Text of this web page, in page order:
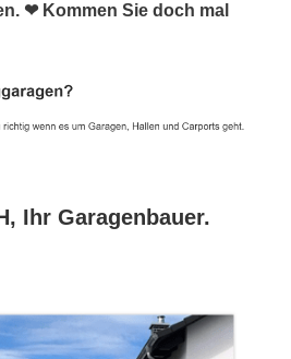
❤ Kommen Sie doch mal
Ihr Garagenbauer.